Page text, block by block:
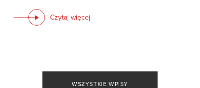
Czytaj więcej
WSZYSTKIE WPISY